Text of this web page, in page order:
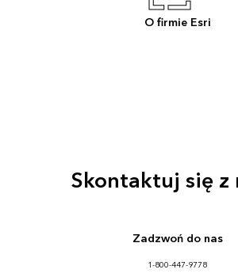
O firmie Esri
Skontaktuj się z
Zadzwoń do nas
1-800-447-9778